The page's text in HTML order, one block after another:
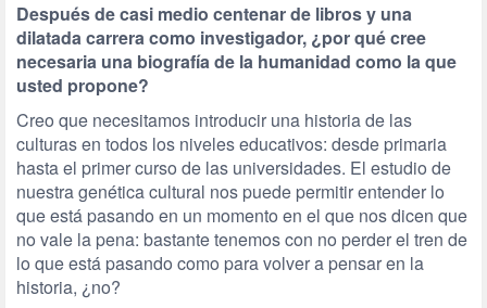
Después de casi medio centenar de libros y una
dilatada carrera como investigador, ¿por qué cree
necesaria una biografía de la humanidad como la que
usted propone?
Creo que necesitamos introducir una historia de las
culturas en todos los niveles educativos: desde primaria
hasta el primer curso de las universidades. El estudio de
nuestra genética cultural nos puede permitir entender lo
que está pasando en un momento en el que nos dicen que
no vale la pena: bastante tenemos con no perder el tren de
lo que está pasando como para volver a pensar en la
historia, ¿no?